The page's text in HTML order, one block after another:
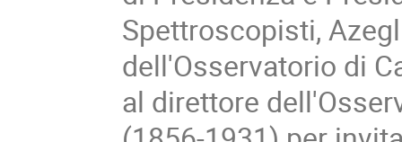
Spettroscopisti,
dell'Osservatorio di
al direttore